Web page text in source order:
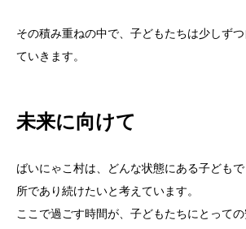
その積み重ねの中で、子どもたちは少しず
ていきます。
未来に向けて
ばいにゃこ村は、どんな状態にある子ども
所であり続けたいと考えています。
ここで過ごす時間が、子どもたちにとっての